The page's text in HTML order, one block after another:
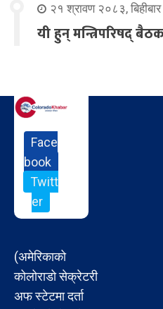
२१ श्रावण २०८३, बिहीबार
यी हुन् मन्त्रिपरिषद्
Face
book
Twitt
er
(अमेरिकाको
कोलोराडो सेक्रेटरी
अफ स्टेटमा दर्ता